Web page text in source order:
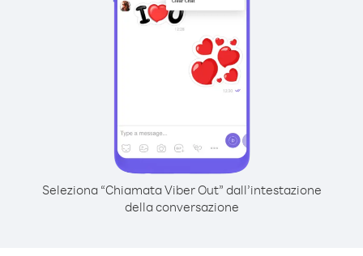
Seleziona “Chiamata Viber Out” dall’intestazione
della conversazione